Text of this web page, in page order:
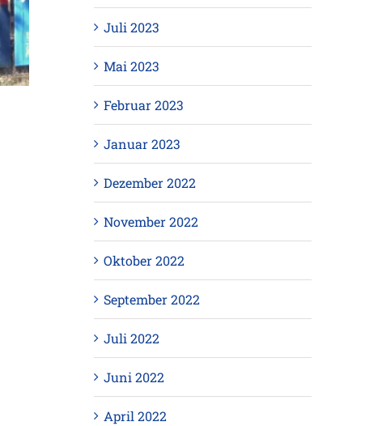
Juli 2023
Mai 2023
Februar 2023
Januar 2023
Dezember 2022
November 2022
Oktober 2022
September 2022
Juli 2022
Juni 2022
April 2022